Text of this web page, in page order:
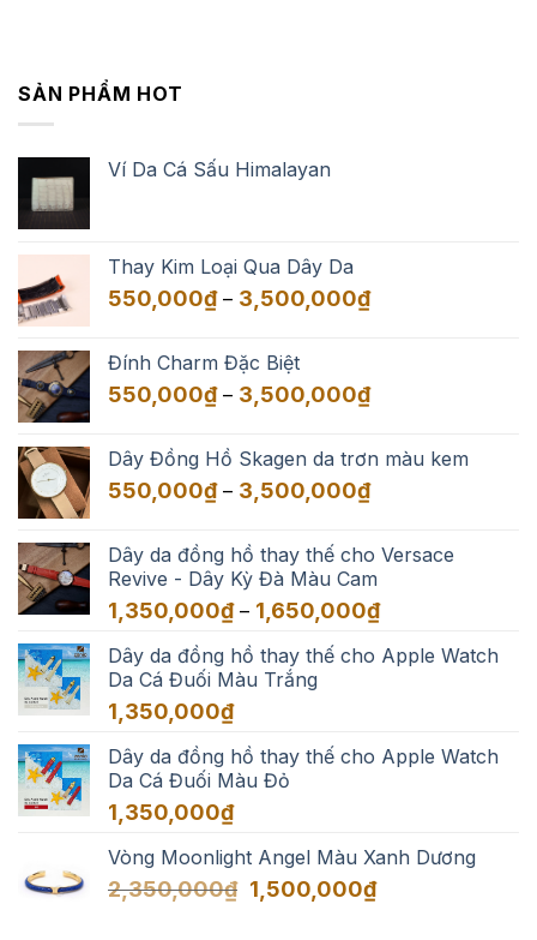
SẢN PHẨM HOT
Ví Da Cá Sấu Himalayan
Thay Kim Loại Qua Dây Da
550,000₫ – 3,500,000₫Khoảng
đến
Đính Charm Đặc Biệt
550,000₫ – 3,500,000₫Khoảng
550,000₫
đến
Dây Đồng Hồ Skagen da trơn màu kem
550,000₫ – 3,500,000₫Khoảng
550,000₫
đến
3,500,000₫
Dây da đồng hồ thay thế cho Versace
Revive - Dây Kỳ Đà Màu Cam
1,350,000₫ – 1,650,000₫Khoảng
từ
Dây da đồng hồ thay thế cho Apple Watch
Da Cá Đuối Màu Trắng
1,350,000₫
Dây da đồng hồ thay thế cho Apple Watch
Da Cá Đuối Màu Đỏ
1,350,000₫
Vòng Moonlight Angel Màu Xanh Dương
2,350,000₫ Giá
1,500,000₫Giá